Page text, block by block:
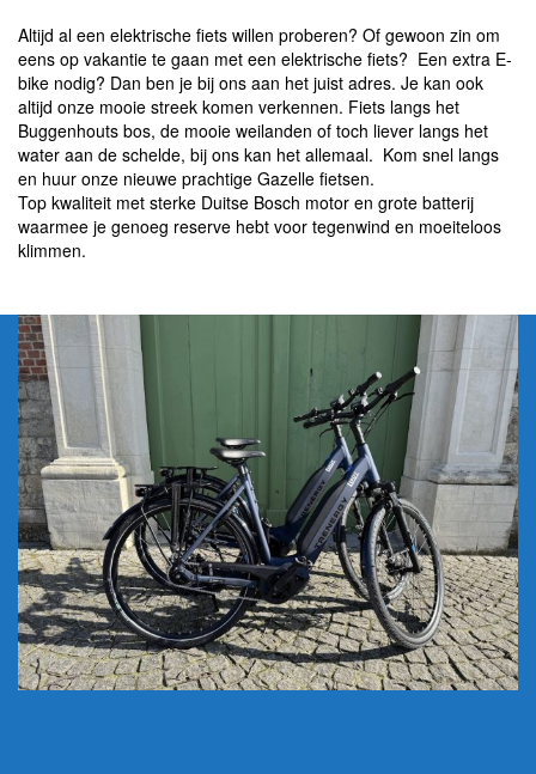
Altijd al een elektrische fiets willen proberen? Of gewoon zin om
eens op vakantie te gaan met een elektrische fiets? Een extra E-
bike nodig? Dan ben je bij ons aan het juist adres. Je kan ook
altijd onze mooie streek komen verkennen. Fiets langs het
Buggenhouts bos, de mooie weilanden of toch liever langs het
water aan de schelde, bij ons kan het allemaal. Kom snel langs
en huur onze nieuwe prachtige Gazelle fietsen.
Top kwaliteit met sterke Duitse Bosch motor en grote batterij
waarmee je genoeg reserve hebt voor tegenwind en moeiteloos
klimmen.